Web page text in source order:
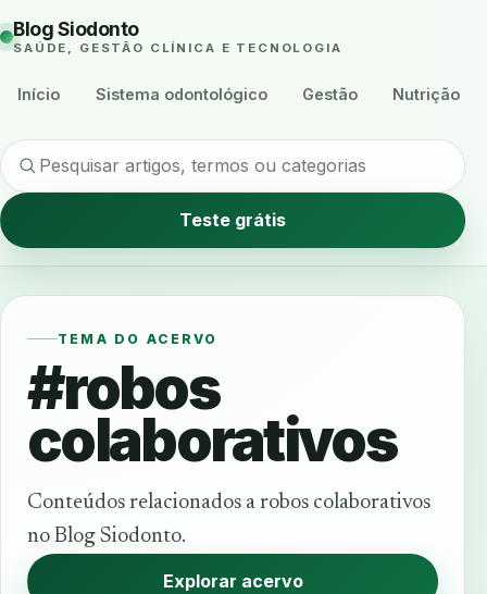
Blog Siodonto
SAÚDE, GESTÃO CLÍNICA E TECNOLOGIA
Início Sistema odontológico Gestão Nutrição
Teste grátis
TEMA DO ACERVO
#robos
colaborativos
Conteúdos relacionados a robos colaborativos
no Blog Siodonto.
Explorar acervo